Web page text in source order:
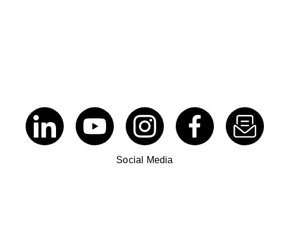
Social Media